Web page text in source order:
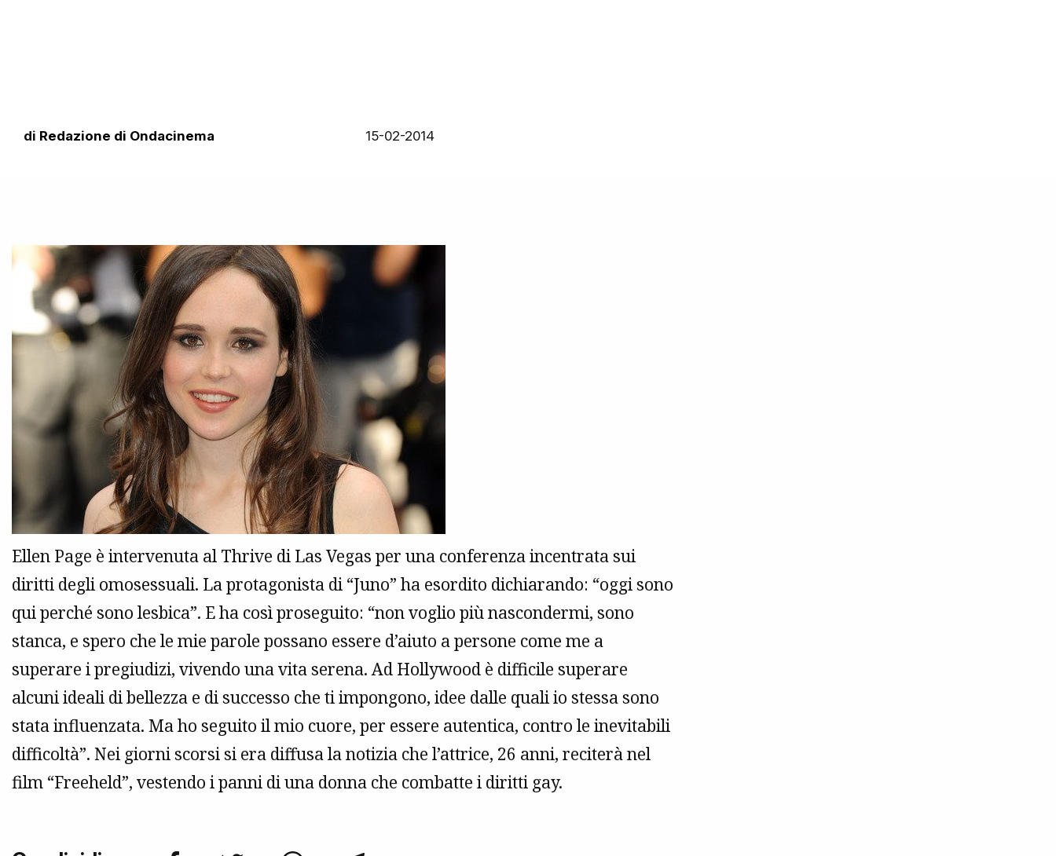
di Redazione di Ondacinema 15-02-2014
Ellen Page è intervenuta al Thrive di Las Vegas per una conferenza incentrata sui
diritti degli omosessuali. La protagonista di “Juno” ha esordito dichiarando: “oggi sono
qui perché sono lesbica”. E ha così proseguito: “non voglio più nascondermi, sono
stanca, e spero che le mie parole possano essere d’aiuto a persone come me a
superare i pregiudizi, vivendo una vita serena. Ad Hollywood è difficile superare
alcuni ideali di bellezza e di successo che ti impongono, idee dalle quali io stessa sono
stata influenzata. Ma ho seguito il mio cuore, per essere autentica, contro le inevitabili
difficoltà”. Nei giorni scorsi si era diffusa la notizia che l’attrice, 26 anni, reciterà nel
film “Freeheld”, vestendo i panni di una donna che combatte i diritti gay.